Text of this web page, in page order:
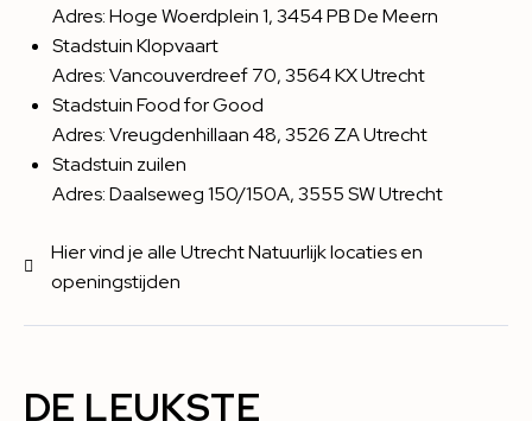
Adres: Hoge Woerdplein 1, 3454 PB De Meern
Stadstuin Klopvaart
Adres: Vancouverdreef 70, 3564 KX Utrecht
Stadstuin Food for Good
Adres: Vreugdenhillaan 48, 3526 ZA Utrecht
Stadstuin zuilen
Adres: Daalseweg 150/150A, 3555 SW Utrecht
Hier vind je alle Utrecht Natuurlijk locaties en
openingstijden
DE LEUKSTE